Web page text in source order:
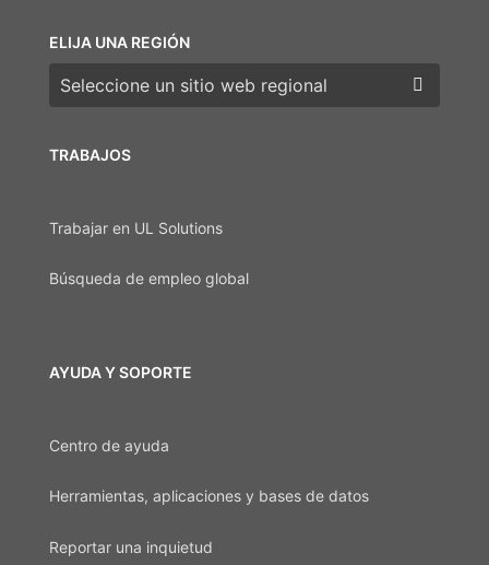
TRABAJOS
Trabajar en UL Solutions
Búsqueda de empleo global
AYUDA Y SOPORTE
Centro de ayuda
Herramientas, aplicaciones y bases de datos
Reportar una inquietud
ELIJA UNA REGIÓN
Elija una región